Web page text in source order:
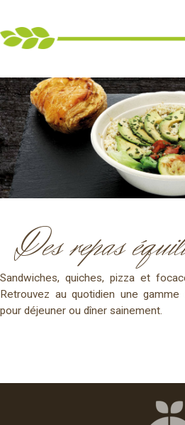
Des repas
Sandwiches, quiches, pizza et
Retrouvez au quotidien une
pour déjeuner ou dîner sainement.